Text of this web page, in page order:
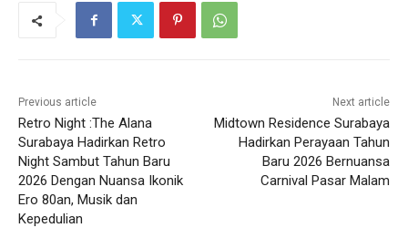
Previous article
Retro Night :The Alana
Surabaya Hadirkan Retro
Night Sambut Tahun Baru
2026 Dengan Nuansa Ikonik
Ero 80an, Musik dan
Kepedulian
Next article
Midtown Residence Surabaya
Hadirkan Perayaan Tahun
Baru 2026 Bernuansa
Carnival Pasar Malam